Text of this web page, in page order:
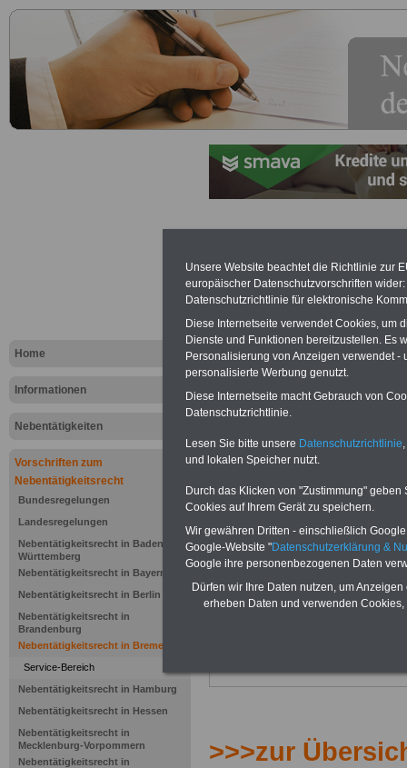
Home
Informationen
Nebentätigkeiten
Vorschriften zum
Nebentätigkeitsrecht
Bundesregelungen
Landesregelungen
Nebentätigkeitsrecht in Baden-
Württemberg
Nebentätigkeitsrecht in Bayern
Nebentätigkeitsrecht in Berlin
Nebentätigkeitsrecht in
Brandenburg
Nebentätigkeitsrecht in Bremen
Service-Bereich
Nebentätigkeitsrecht in Hamburg
Nebentätigkeitsrecht in Hessen
Nebentätigkeitsrecht in
Mecklenburg-Vorpommern
Nebentätigkeitsrecht in
die
Beamten
(Bremische
NEU aufgelegt März 2025
>>>zur
Unsere Website beachtet die Richtlinie zur
europäischer Datenschutzvorschriften
Datenschutzrichtlinie für elektronische
Diese Internetseite verwendet Cookies, um
Dienste und Funktionen bereitzustellen. Es
Personalisierung von Anzeigen verwendet
personalisierte Werbung genutzt.
Diese Internetseite macht Gebrauch von
Datenschutzrichtlinie.
Lesen Sie bitte unsere Datenschutzrichtlinie
und lokalen Speicher nutzt.
Durch das Klicken von "Zustimmung"
Cookies auf Ihrem Gerät zu speichern.
Wir gewähren Dritten - einschließlich
Google-Website "Datenschutzerklärung &
Google ihre personenbezogenen Daten
Dürfen wir Ihre Daten nutzen, um
erheben Daten und verwenden